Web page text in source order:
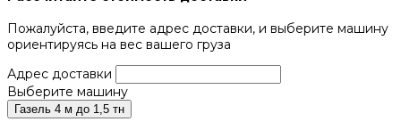
Пожалуйста, введите адрес доставки, и выберите машину
ориентируясь на вес вашего груза
Адрес доставки
Выберите машину
Газель 4 м до 1,5 тн